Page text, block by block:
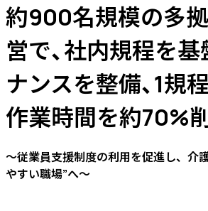
約900名規模の多
営で、社内規程を
ナンスを整備、1規
作業時間を約70%
〜従業員支援制度の利用を促進し、介
やすい職場”へ〜